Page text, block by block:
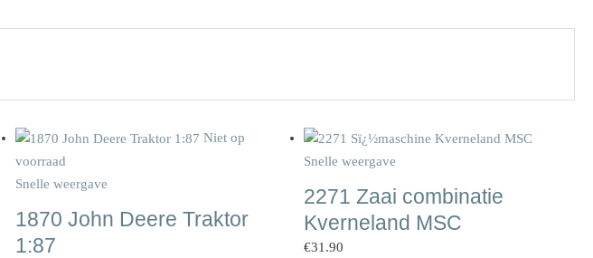
Niet op
voorraad
Snelle weergave
1870 John Deere Traktor
1:87
Snelle weergave
2271 Zaai combinatie
Kverneland MSC
€31.90